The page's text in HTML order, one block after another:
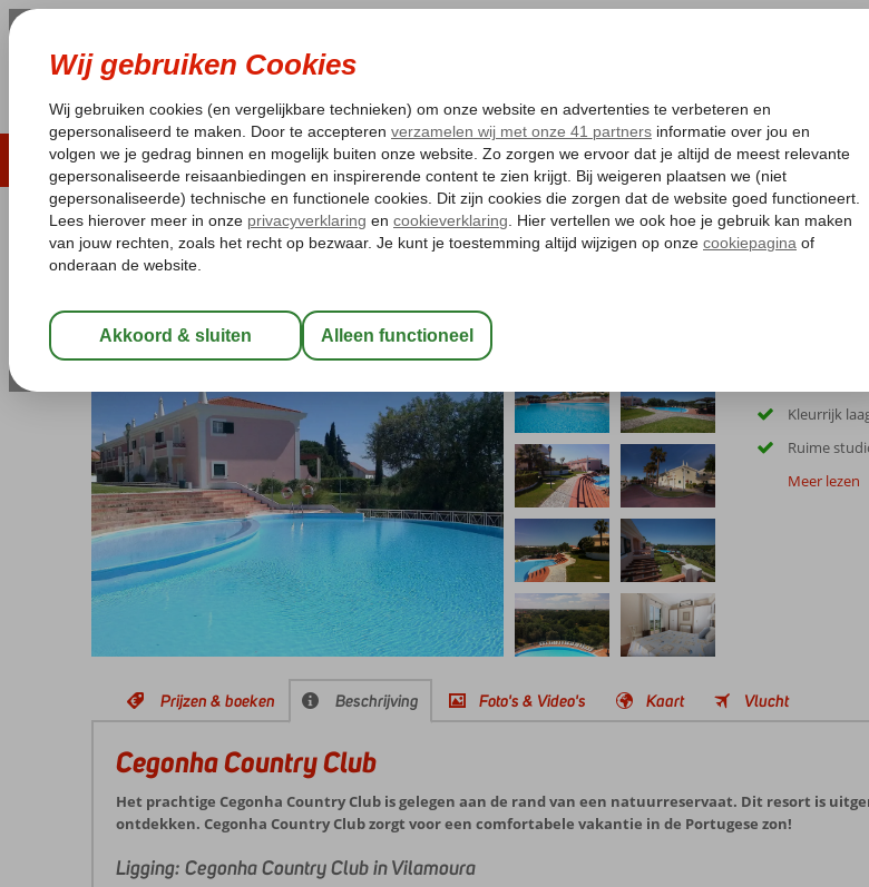
LAST MINUTE ZOMER 2026 ZONVAKANTIE VERRE REIZEN ALL INCLUSIVE
Pakketgarantie Laagsteprijsgarantie* Gratis annuleren*
Home
Portugal Algarve
Cegonha Country Club
Logies-Appartement
Aan de
Kleurrijk
Ruime
Meer lezen
Prijzen & boeken Beschrijving Foto's & Video's Kaart Vlucht
Cegonha Country Club
Het prachtige Cegonha Country Club is gelegen aan de rand van een natuurreservaat. Dit resort is
ontdekken. Cegonha Country Club zorgt voor een comfortabele vakantie in de Portugese zon!
Ligging: Cegonha Country Club in Vilamoura